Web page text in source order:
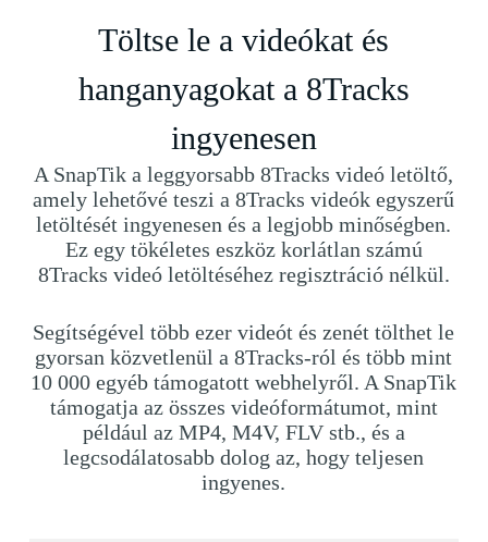
Töltse le a videókat és
hanganyagokat a 8Tracks
ingyenesen
A SnapTik a leggyorsabb 8Tracks videó letöltő,
amely lehetővé teszi a 8Tracks videók egyszerű
letöltését ingyenesen és a legjobb minőségben.
Ez egy tökéletes eszköz korlátlan számú
8Tracks videó letöltéséhez regisztráció nélkül.
Segítségével több ezer videót és zenét tölthet le
gyorsan közvetlenül a 8Tracks-ról és több mint
10 000 egyéb támogatott webhelyről. A SnapTik
támogatja az összes videóformátumot, mint
például az MP4, M4V, FLV stb., és a
legcsodálatosabb dolog az, hogy teljesen
ingyenes.